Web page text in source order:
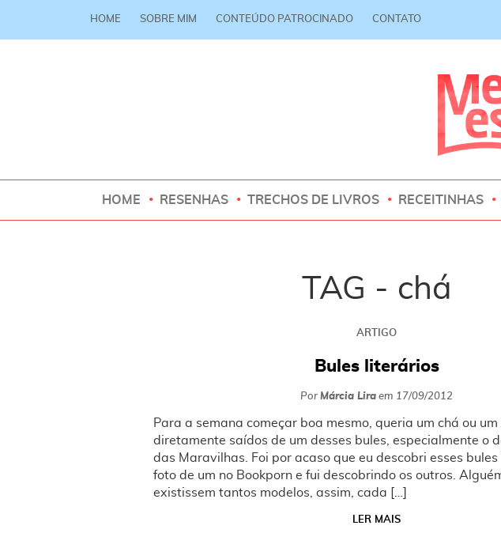
HOME SOBRE MIM CONTEÚDO PATROCINADO CONTATO
HOME RESENHAS TRECHOS DE LIVROS RECEITINHAS
TAG - chá
ARTIGO
Bules literários
PorMárcia Lira em 17/09/2012
Para a semana começar boa mesmo, queria um chá ou um
diretamente saídos de um desses bules, especialmente o
das Maravilhas. Foi por acaso que eu descobri esses
foto de um no Bookporn e fui descobrindo os outros.
existissem tantos modelos, assim, cada […]
LER MAIS